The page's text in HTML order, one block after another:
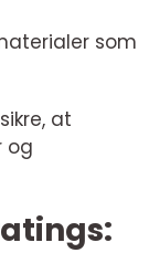
som
at
og